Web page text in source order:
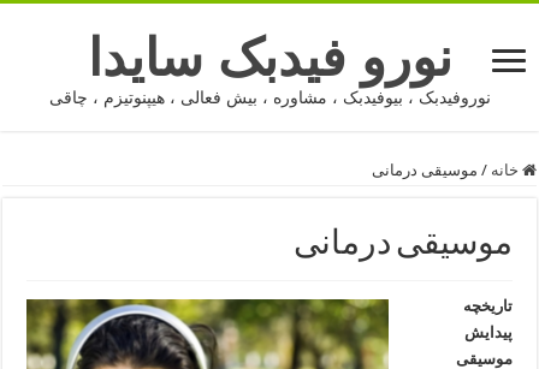
نورو فیدبک سایدا
نوروفیدبک ، بیوفیدبک ، مشاوره ، بیش فعالی ، هیپنوتیزم ، چاقی
خانه / موسیقی درمانی
موسیقی درمانی
تاریخچه
پیدایش
موسیقی